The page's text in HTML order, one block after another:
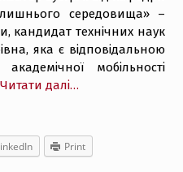
середовища» –
кандидат технічних наук
яка є відповідальною
мобільності
Читати далі…
Print